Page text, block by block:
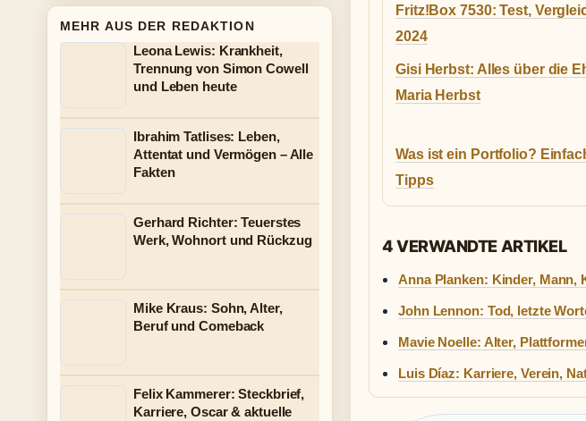
Fritz!Box 7530: Test,
2024
Gisi Herbst: Alles über die
Maria Herbst
Was ist ein Portfolio?
Tipps
4 VERWANDTE ARTIKEL
Anna Planken: Kinder, Mann,
John Lennon: Tod, letzte
Mavie Noelle: Alter,
Luis Díaz: Karriere, Verein,
MEHR AUS DER REDAKTION
Leona Lewis: Krankheit,
Trennung von Simon Cowell
und Leben heute
Ibrahim Tatlises: Leben,
Attentat und Vermögen – Alle
Fakten
Gerhard Richter: Teuerstes
Werk, Wohnort und Rückzug
Mike Kraus: Sohn, Alter,
Beruf und Comeback
Felix Kammerer: Steckbrief,
Karriere, Oscar & aktuelle